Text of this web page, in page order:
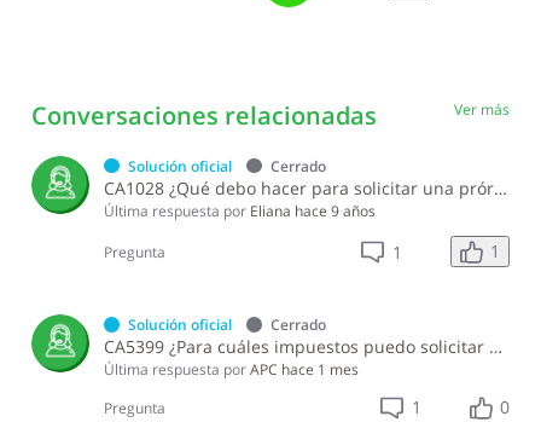
Conversaciones relacionadas Ver más
Solución oficial Cerrado
CA1028 ¿Qué debo hacer para solicitar una prórroga en la presentación de la Declaración Jurada del Impuesto Sobre la Renta (IR-2 o IR1)?
Última respuesta por Eliana hace 9 años
Pregunta 1 1
Solución oficial Cerrado
CA5399 ¿Para cuáles impuestos puedo solicitar acogerme a la amnistía fiscal establecida en la Ley 30-26?
Última respuesta porAPC hace 1 mes
Pregunta
1 0